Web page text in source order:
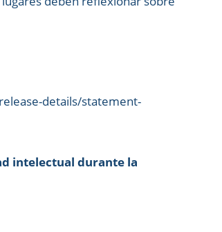
details/statement-
intelectual durante la